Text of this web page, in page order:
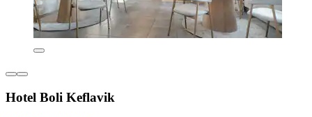
Hotel Boli Keflavik